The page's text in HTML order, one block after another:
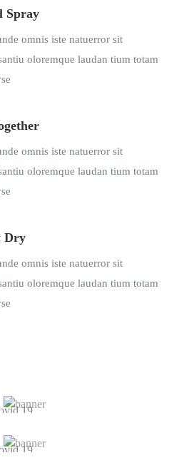
Spray
omnis iste natuerror sit
oloremque laudan tium totam
omnis iste natuerror sit
oloremque laudan tium totam
Dry
omnis iste natuerror sit
oloremque laudan tium totam
19
Mask
19